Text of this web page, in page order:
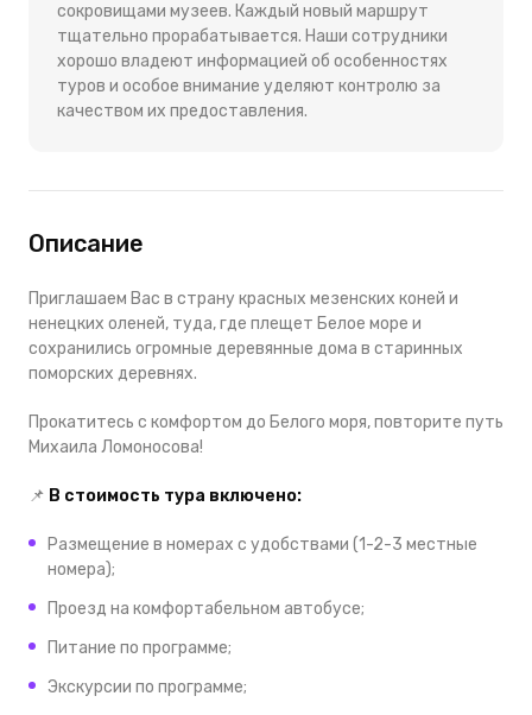
сокровищами музеев. Каждый новый маршрут
тщательно прорабатывается. Наши сотрудники
хорошо владеют информацией об особенностях
туров и особое внимание уделяют контролю за
качеством их предоставления.
Описание
Приглашаем Вас в страну красных мезенских коней и
ненецких оленей, туда, где плещет Белое море и
сохранились огромные деревянные дома в старинных
поморских деревнях.
Прокатитесь с комфортом до Белого моря, повторите путь
Михаила Ломоносова!
📌 В стоимость тура включено:
Размещение в номерах с удобствами (1-2-3 местные
номера);
Проезд на комфортабельном автобусе;
Питание по программе;
Экскурсии по программе;